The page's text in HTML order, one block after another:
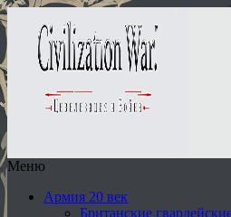
Меню
Армия 20 век
Британские